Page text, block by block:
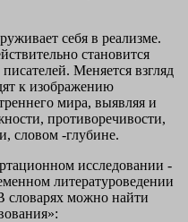
себя в реализме.
становится
Меняется взгляд
к изображению
мира, выявляя и
противоречивости,
словом -глубине.
исследовании -
литературоведении
словарях можно найти